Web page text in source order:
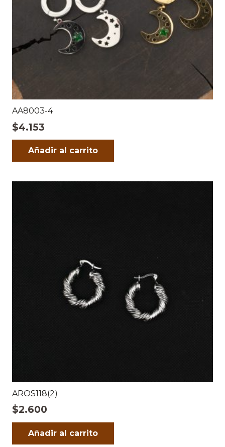
AA8003-4
$4.153
Añadir al carrito
AROS118(2)
$2.600
Añadir al carrito